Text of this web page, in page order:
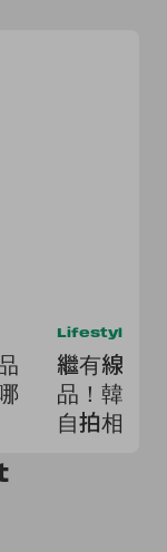
Lifestyle
繼有線耳
品！韓國
自拍相機